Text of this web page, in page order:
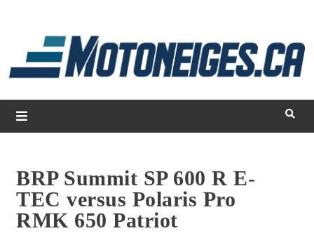
Magazine Motoneiges.ca
BRP Summit SP 600 R E-
TEC versus Polaris Pro
RMK 650 Patriot